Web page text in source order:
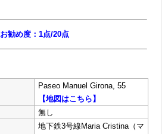
お勧め度：1点/20点
Paseo Manuel Girona, 55
【地図はこちら】
無し
地下鉄3号線Maria Cristina（マ